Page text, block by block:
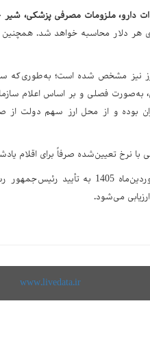
دارو، ملزومات مصرفی پزشکی،
نیز مشخص شده است؛ به‌طوری‌که
فصلی و بر اساس اعلام
بوده و از محل ارز سهم دولت از
نرخ تعیین‌شده صرفاً برای اقلام
این تصویب‌نامه در تاریخ 15
می‌شود.
www.livedata.ir